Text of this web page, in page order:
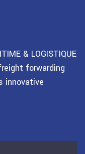
& LOGISTIQUE
forwarding
innovative